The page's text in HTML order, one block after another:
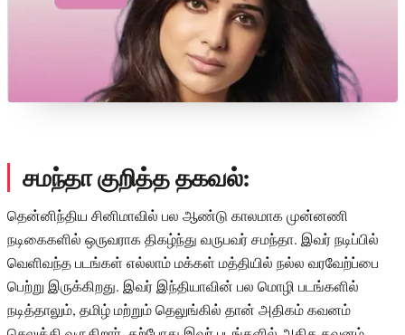
சமந்தா குறித்த தகவல்:
தென்னிந்திய சினிமாவில் பல ஆண்டு காலமாக முன்னணி
நடிகைகளில் ஒருவராக திகழ்ந்து வருபவர் சமந்தா. இவர் நடிப்பில்
வெளிவந்த படங்கள் எல்லாம் மக்கள் மத்தியில் நல்ல வரவேற்ப்பை
பெற்று இருக்கிறது. இவர் இந்தியாவின் பல மொழி படங்களில்
நடித்தாலும், தமிழ் மற்றும் தெலுங்கில் தான் அதிகம் கவனம்